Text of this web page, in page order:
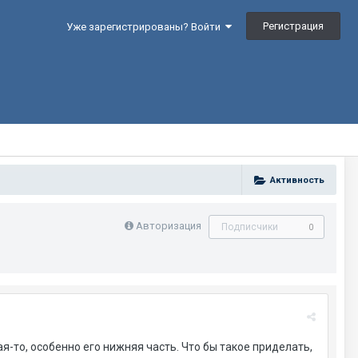
Уже зарегистрированы? Войти Регистрация
Активность
Авторизация Подписчики 0
то, особенно его нижняя часть. Что бы такое приделать,